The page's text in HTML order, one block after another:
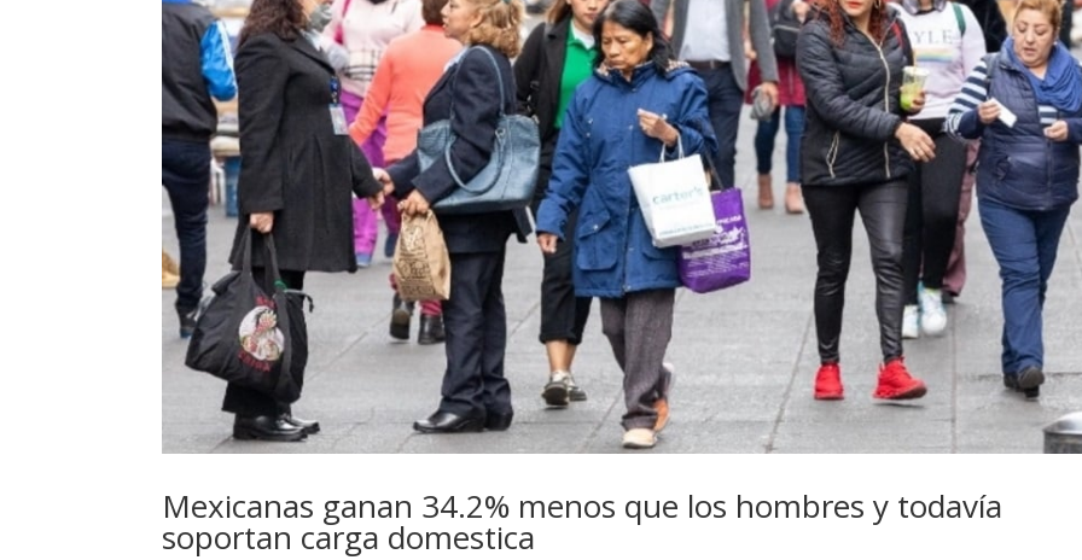
Mexicanas ganan 34.2% menos que los hombres y todavía
soportan carga domestica